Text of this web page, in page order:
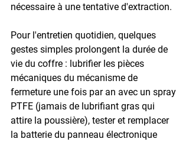
nécessaire à une tentative d'extraction.
Pour l'entretien quotidien, quelques
gestes simples prolongent la durée de
vie du coffre : lubrifier les pièces
mécaniques du mécanisme de
fermeture une fois par an avec un spray
PTFE (jamais de lubrifiant gras qui
attire la poussière), tester et remplacer
la batterie du panneau électronique